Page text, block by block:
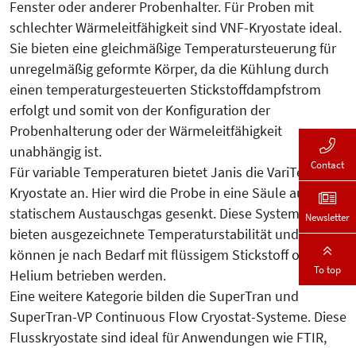
Fenster oder anderer Probenhalter. Für Proben mit
schlechter Wärmeleitfähigkeit sind VNF-Kryostate ideal.
Sie bieten eine gleichmäßige Temperatursteuerung für
unregelmäßig geformte Körper, da die Kühlung durch
einen temperaturgesteuerten Stickstoffdampfstrom
erfolgt und somit von der Konfiguration der
Probenhalterung oder der Wärmeleitfähigkeit
unabhängig ist.
Für variable Temperaturen bietet Janis die VariTemp-
Kryostate an. Hier wird die Probe in eine Säule aus
statischem Austauschgas gesenkt. Diese Systeme
bieten ausgezeichnete Temperaturstabilität und
können je nach Bedarf mit flüssigem Stickstoff oder
Helium betrieben werden.
Eine weitere Kategorie bilden die SuperTran und
SuperTran-VP Continuous Flow Cryostat-Systeme. Diese
Flusskryostate sind ideal für Anwendungen wie FTIR,
Contact
Newsletter
To top